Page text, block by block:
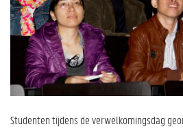
Studenten tijdens de verwelkomingsdag